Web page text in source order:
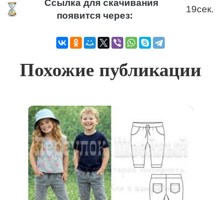
Ссылка для скачивания
появится через:
18сек.
Похожие публикации